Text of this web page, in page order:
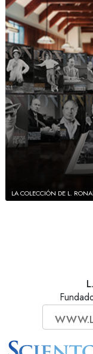
LA COLECCIÓN DE L.